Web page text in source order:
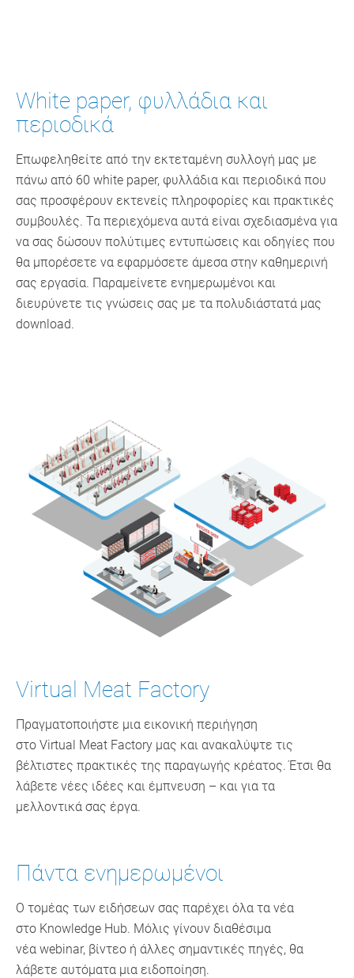
White paper, φυλλάδια και
περιοδικά
Επωφεληθείτε από την εκτεταμένη συλλογή μας με
πάνω από 60 white paper, φυλλάδια και περιοδικά που
σας προσφέρουν εκτενείς πληροφορίες και πρακτικές
συμβουλές. Τα περιεχόμενα αυτά είναι σχεδιασμένα για
να σας δώσουν πολύτιμες εντυπώσεις και οδηγίες που
θα μπορέσετε να εφαρμόσετε άμεσα στην καθημερινή
σας εργασία. Παραμείνετε ενημερωμένοι και
διευρύνετε τις γνώσεις σας με τα πολυδιάστατά μας
download.
Virtual Meat Factory
Πραγματοποιήστε μια εικονική περιήγηση
στο Virtual Meat Factory μας και ανακαλύψτε τις
βέλτιστες πρακτικές της παραγωγής κρέατος. Έτσι θα
λάβετε νέες ιδέες και έμπνευση – και για τα
μελλοντικά σας έργα.
Πάντα ενημερωμένοι
Ο τομέας των ειδήσεων σας παρέχει όλα τα νέα
στο Knowledge Hub. Μόλις γίνουν διαθέσιμα
νέα webinar, βίντεο ή άλλες σημαντικές πηγές, θα
λάβετε αυτόματα μια ειδοποίηση.